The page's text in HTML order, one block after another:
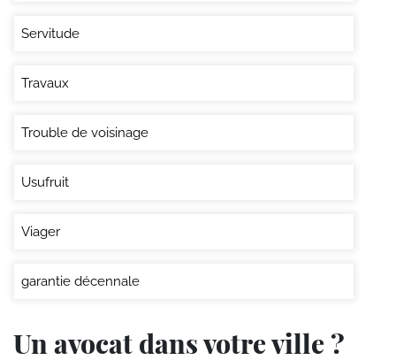
Servitude
Travaux
Trouble de voisinage
Usufruit
Viager
garantie décennale
Un avocat dans votre ville ?